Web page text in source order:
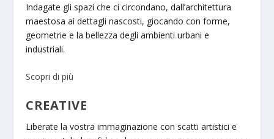
Indagate gli spazi che ci circondano, dall’architettura
maestosa ai dettagli nascosti, giocando con forme,
geometrie e la bellezza degli ambienti urbani e
industriali.
Scopri di più
CREATIVE
Liberate la vostra immaginazione con scatti artistici e